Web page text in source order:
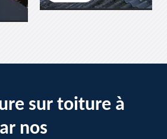
sur toiture à
nos